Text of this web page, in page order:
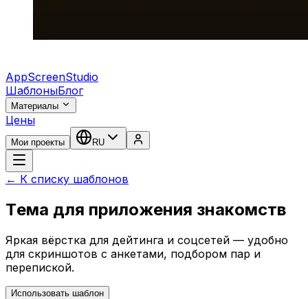
AppScreenStudio
ШаблоныБлог
Материалы
Цены
Мои проекты RU
← К списку шаблонов
Тема для приложения знакомств
Яркая вёрстка для дейтинга и соцсетей — удобно
для скриншотов с анкетами, подбором пар и
перепиской.
Использовать шаблон